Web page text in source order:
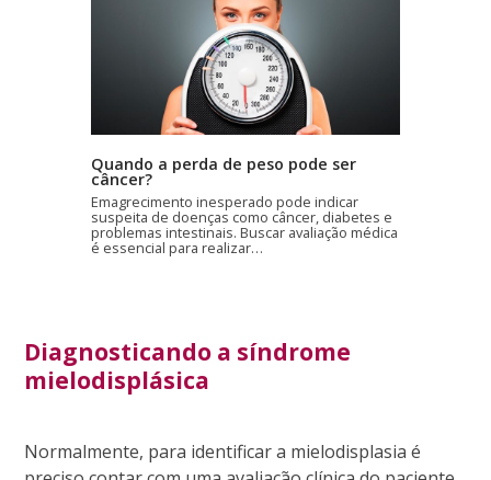
Quando a perda de peso pode ser
câncer?
Emagrecimento inesperado pode indicar
suspeita de doenças como câncer, diabetes e
problemas intestinais. Buscar avaliação médica
é essencial para realizar…
Diagnosticando a síndrome
mielodisplásica
Normalmente, para identificar a mielodisplasia é